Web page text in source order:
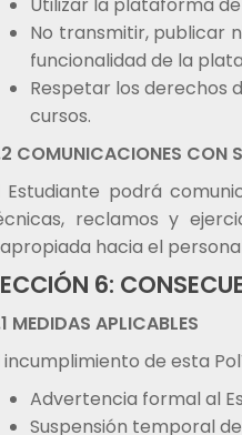
No transmitir, publicar
funcionalidad de la
Respetar los derechos
cursos.
COMUNICACIONES CON
Estudiante podrá
reclamos y
hacia el
6:
MEDIDAS APLICABLES
incumplimiento de esta
Advertencia formal al
Suspensión temporal